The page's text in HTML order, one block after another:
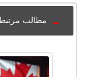
مطالب